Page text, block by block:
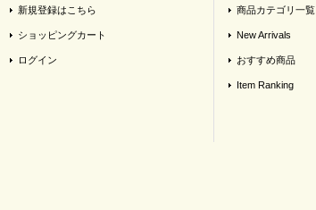
新規登録はこちら
ショッピングカート
ログイン
商品カテゴリ一覧
New Arrivals
おすすめ商品
Item Ranking